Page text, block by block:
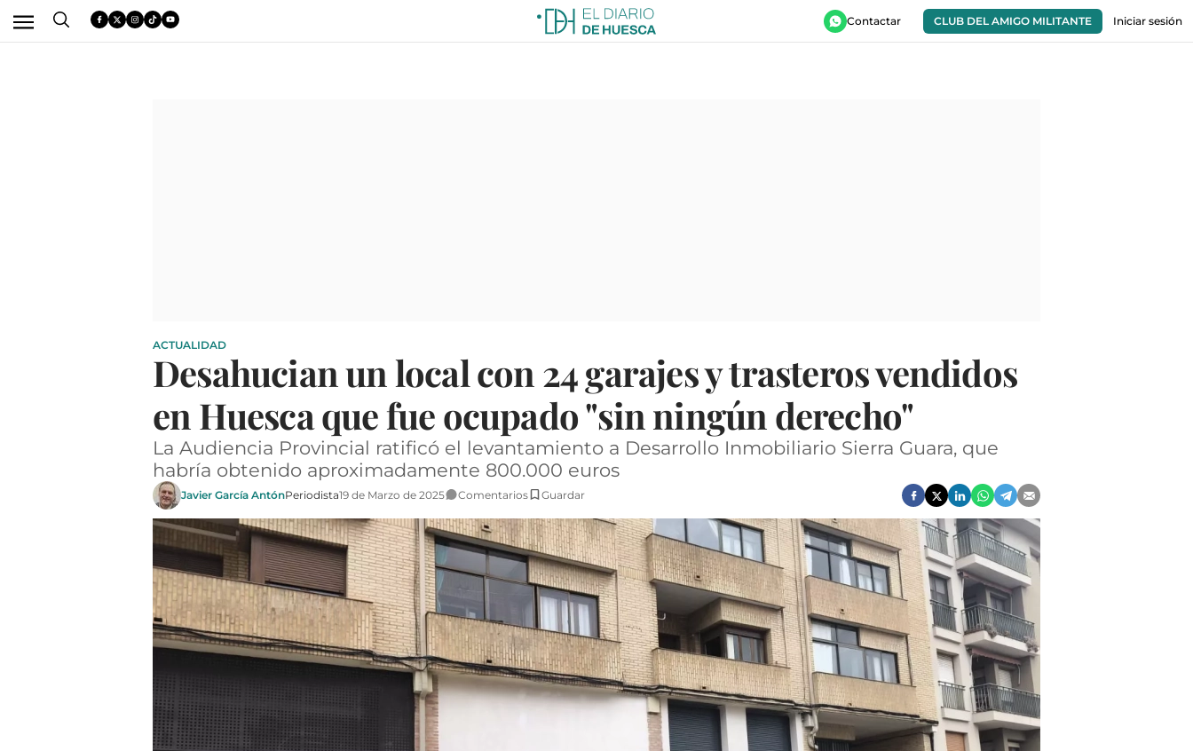
Contactar CLUB DEL AMIGO MILITANTE Iniciar sesión
ACTUALIDAD
Desahucian un local con 24 garajes y trasteros vendidos
en Huesca que fue ocupado "sin ningún derecho"
La Audiencia Provincial ratificó el levantamiento a Desarrollo Inmobiliario Sierra Guara, que
habría obtenido aproximadamente 800.000 euros
Javier García AntónPeriodista19 de Marzo de 2025 Comentarios Guardar